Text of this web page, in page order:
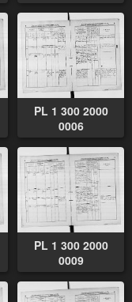
PL 1 300 2000
0006
PL 1 300 2000
0009